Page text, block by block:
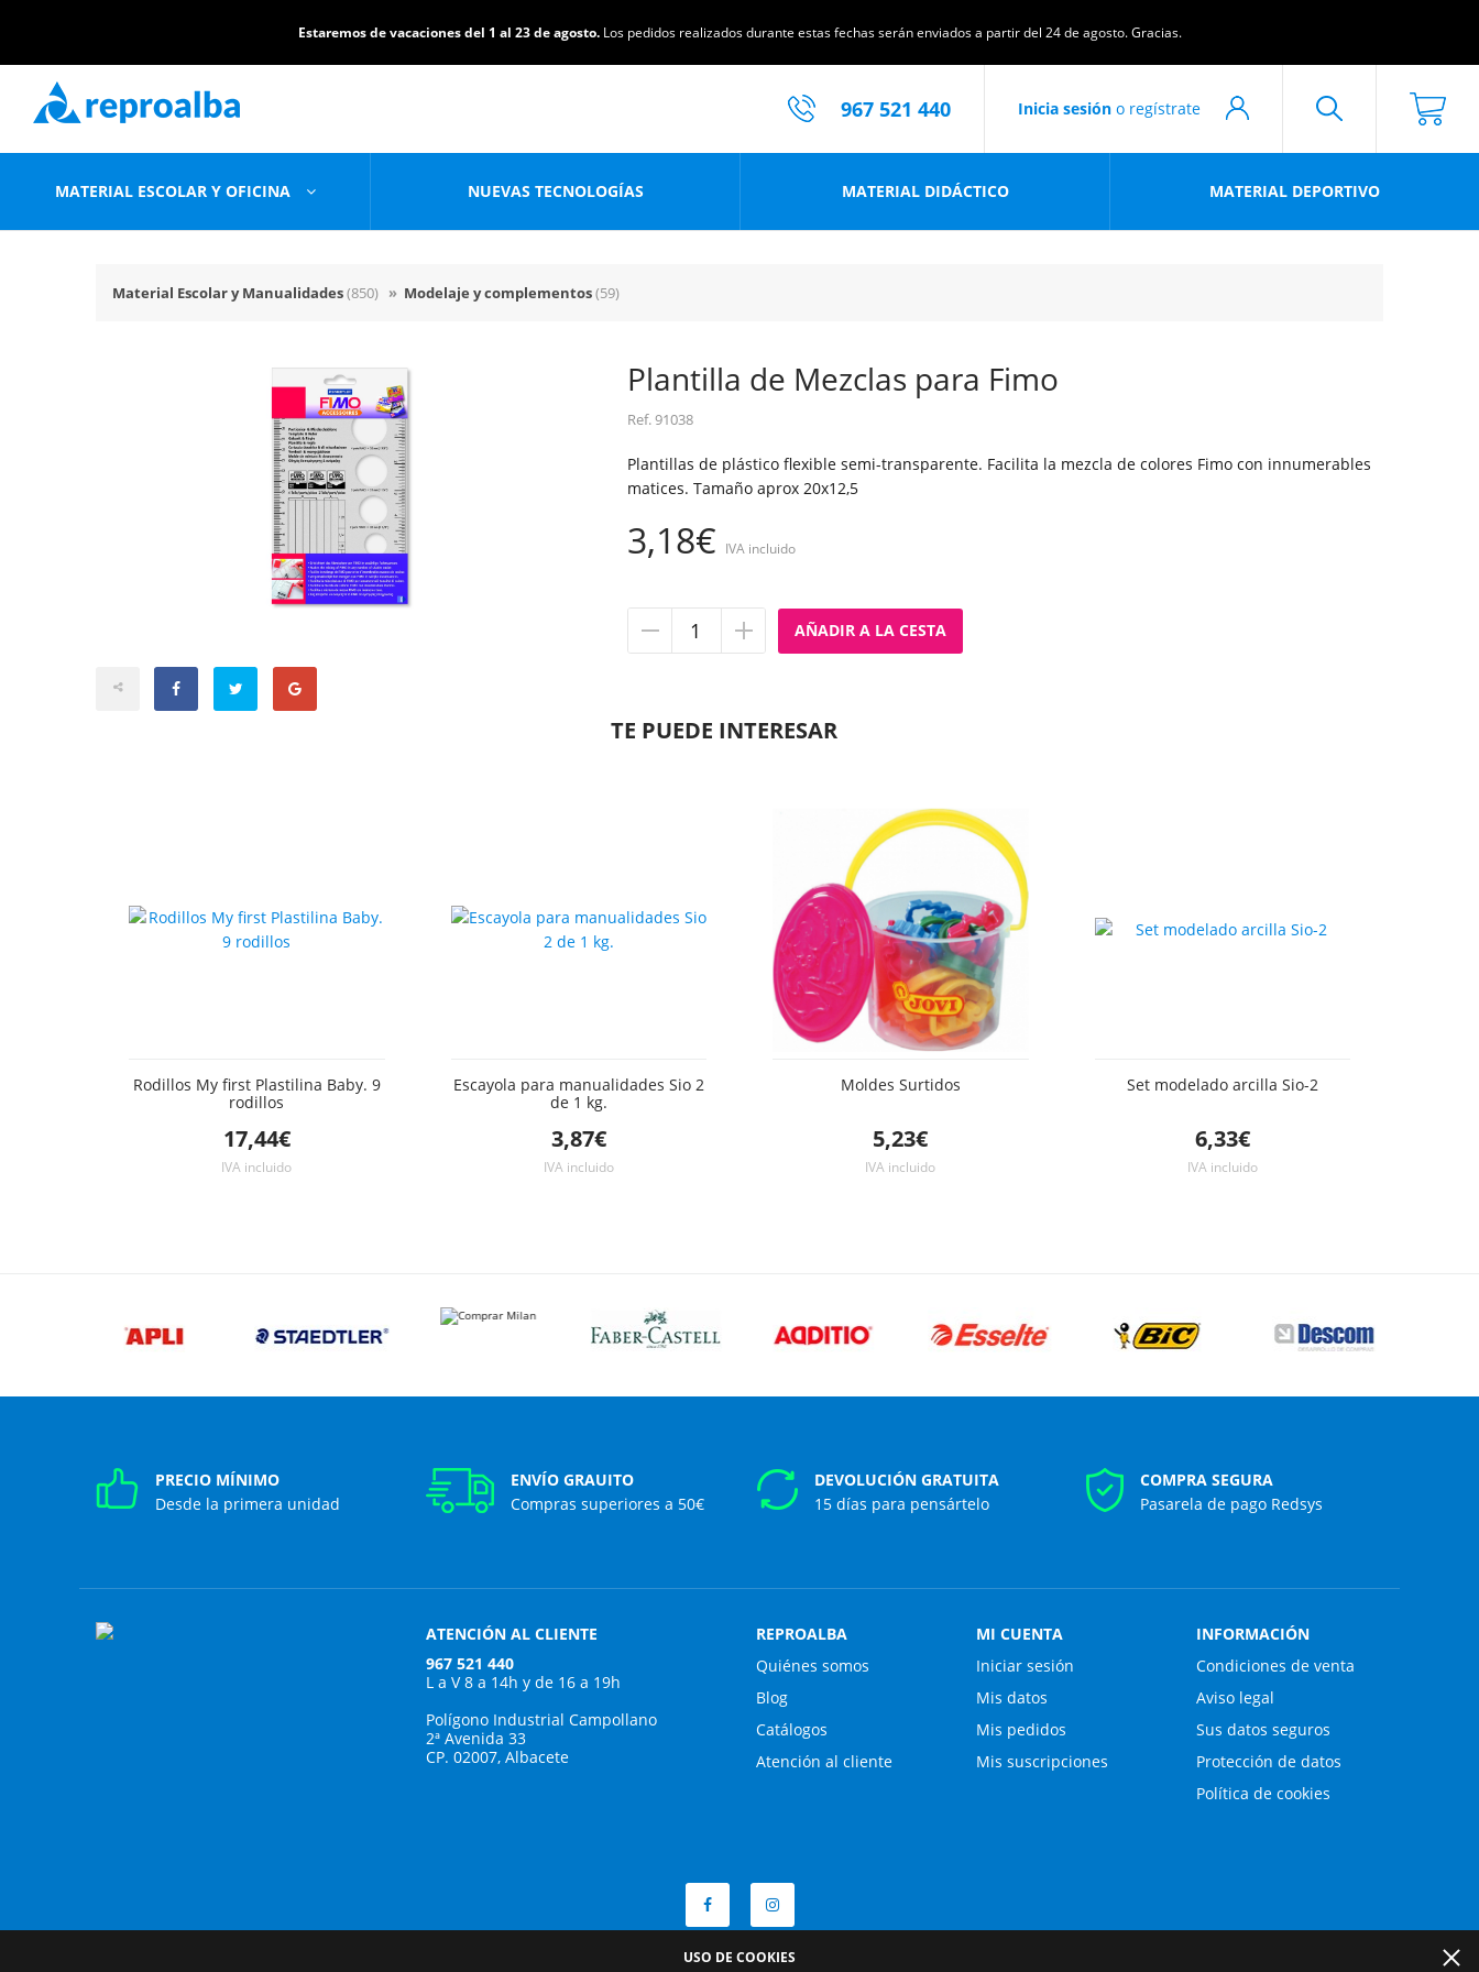
Estaremos de vacaciones del 1 al 23 de agosto. Los pedidos realizados durante estas fechas serán enviados a partir del 24 de agosto. Gracias.
Inicia sesión o regístrate
967 521 440
MATERIAL ESCOLAR Y OFICINA NUEVAS TECNOLOGÍAS MATERIAL DIDÁCTICO MATERIAL DEPORTIVO
Material Escolar y Manualidades(850) » Modelaje y complementos(59)
Plantilla de Mezclas para Fimo
Ref.91038
Plantillas de plástico flexible semi-transparente. Facilita la mezcla de colores Fimo con innumerables
matices. Tamaño aprox 20x12,5
3,18€ IVA incluido
TE PUEDE INTERESAR
Rodillos My first Plastilina Baby. 9
rodillos
17,44€
IVA incluido
Escayola para manualidades Sio 2
de 1 kg.
3,87€
IVA incluido
Moldes Surtidos
5,23€
IVA incluido
Set modelado arcilla Sio-2
6,33€
IVA incluido
PRECIO MÍNIMO
Desde la primera unidad
ENVÍO GRAUITO
Compras superiores a 50€
DEVOLUCIÓN GRATUITA
15 días para pensártelo
COMPRA SEGURA
Pasarela de pago Redsys
ATENCIÓN AL CLIENTE
967 521 440
L a V 8 a 14h y de 16 a 19h
Polígono Industrial Campollano
2ª Avenida 33
CP. 02007, Albacete
REPROALBA
Quiénes somos
Blog
Catálogos
Atención al cliente
MI CUENTA
Iniciar sesión
Mis datos
Mis pedidos
Mis suscripciones
INFORMACIÓN
Condiciones de venta
Aviso legal
Sus datos seguros
Protección de datos
Política de cookies
USO DE COOKIES